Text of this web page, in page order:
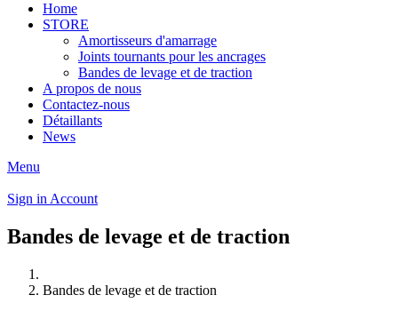
Home
STORE
Amortisseurs d'amarrage
Joints tournants pour les ancrages
Bandes de levage et de traction
A propos de nous
Contactez-nous
Détaillants
News
Menu
Sign in Account
Bandes de levage et de traction
Bandes de levage et de traction